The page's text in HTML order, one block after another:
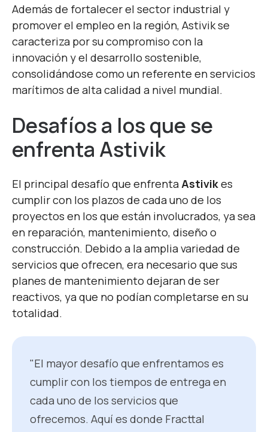
Además de fortalecer el sector industrial y
promover el empleo en la región, Astivik se
caracteriza por su compromiso con la
innovación y el desarrollo sostenible,
consolidándose como un referente en servicios
marítimos de alta calidad a nivel mundial.
Desafíos a los que se
enfrenta Astivik
El principal desafío que enfrenta Astivikes
cumplir con los plazos de cada uno de los
proyectos en los que están involucrados, ya sea
en reparación, mantenimiento, diseño o
construcción. Debido a la amplia variedad de
servicios que ofrecen, era necesario que sus
planes de mantenimiento dejaran de ser
reactivos, ya que no podían completarse en su
totalidad.
"El mayor desafío que enfrentamos es
cumplir con los tiempos de entrega en
cada uno de los servicios que
ofrecemos. Aquí es donde Fracttal